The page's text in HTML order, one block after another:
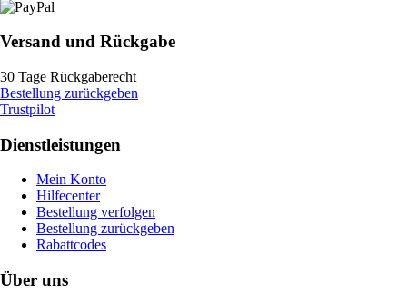
Versand und Rückgabe
30 Tage Rückgaberecht
Bestellung zurückgeben
Trustpilot
Dienstleistungen
Mein Konto
Hilfecenter
Bestellung verfolgen
Bestellung zurückgeben
Rabattcodes
Über uns